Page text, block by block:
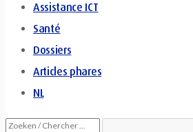
Assistance ICT
Santé
Dossiers
Articles phares
NL